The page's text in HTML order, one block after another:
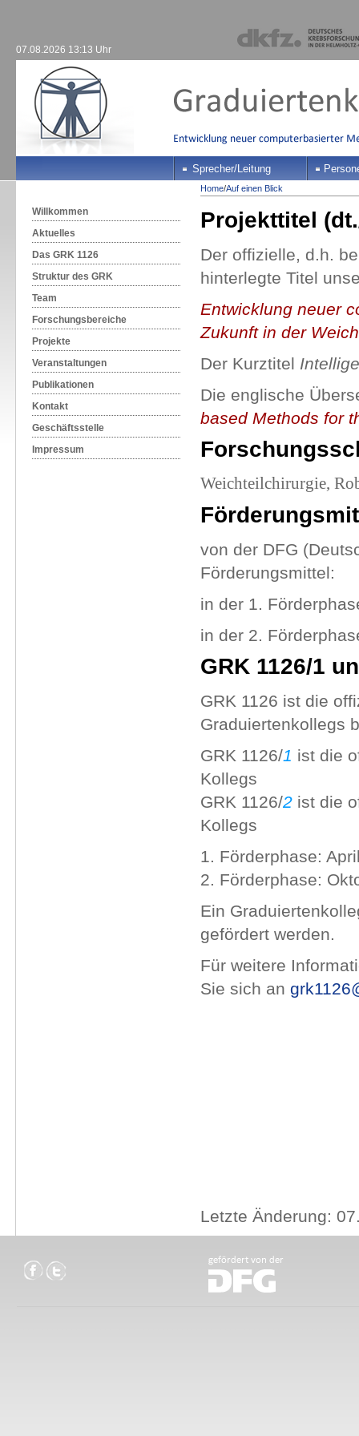
07.08.2026 13:13 Uhr
Sprecher/Leitung
Willkommen
Aktuelles
Das GRK 1126
Struktur des GRK
Team
Forschungsbereiche
Projekte
Veranstaltungen
Publikationen
Kontakt
Geschäftsstelle
Impressum
Home/Auf einen Blick
Projekttitel
Der offizielle, d.h.
hinterlegte Titel
Entwicklung neuer
Zukunft in der
Der Kurztitel
Die englische
based Methods for
Weichteilchirurgie,
von der DFG
Förderungsmittel:
in der 1.
in der 2.
GRK 1126/1
GRK 1126 ist die
Graduiertenkollegs
GRK 1126/1 ist die
Kollegs
GRK 1126/2ist die
Kollegs
1. Förderphase:
2. Förderphase:
Ein
gefördert werden.
Für weitere
Sie sich an
Letzte Änderung: